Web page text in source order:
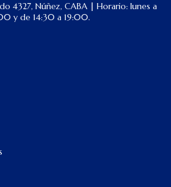
4327, Núñez, CABA | Horario: lunes a
y de 14:30 a 19:00.